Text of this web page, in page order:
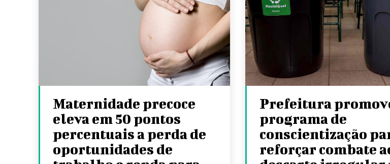
Maternidade precoce
eleva em 50 pontos
percentuais a perda de
oportunidades de
Prefeitura
programa de
conscientização
reforçar combate